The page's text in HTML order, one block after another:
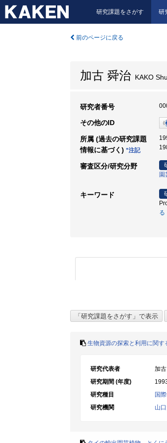
研究課題をさがす 研
前のページに戻る
加古 舜治 KAKO
研究者番号
その他のID
所属 (過去の研究課題
情報に基づく) *注記
審査区分/研究分野
園
キーワード
る
生物資源の探索と利用に関す
研究代表者
加
研究期間 (年度)
研究種目
国
研究機関
山